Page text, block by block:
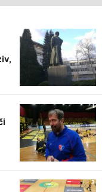
4
1
3